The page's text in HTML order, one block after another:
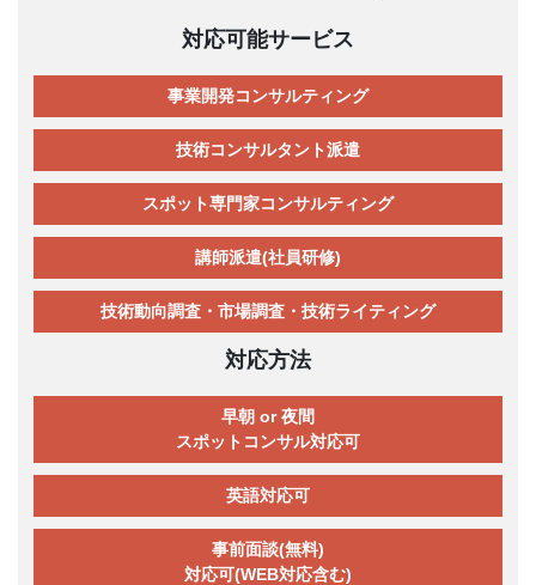
対応可能サービス
事業開発コンサルティング
技術コンサルタント派遣
スポット専門家コンサルティング
講師派遣(社員研修)
技術動向調査・市場調査・技術ライティング
対応方法
早朝 or 夜間
スポットコンサル対応可
英語対応可
事前面談(無料)
対応可(WEB対応含む)